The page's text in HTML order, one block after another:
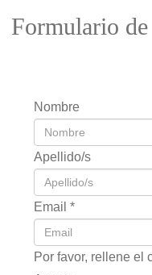
Formulario
Nombre
Apellido/s
Email *
Por favor, rellene el